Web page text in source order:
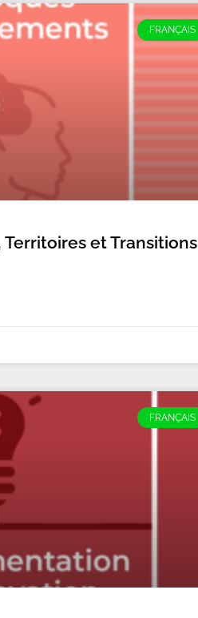
FRANÇAIS
Territoires et Transitions
FRANÇAIS